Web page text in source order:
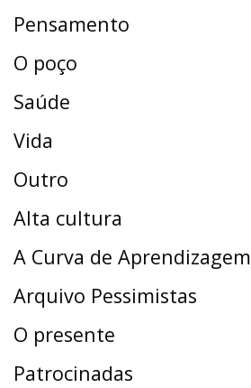
Pensamento
O poço
Saúde
Vida
Outro
Alta cultura
A Curva de Aprendizagem
Arquivo Pessimistas
O presente
Patrocinadas